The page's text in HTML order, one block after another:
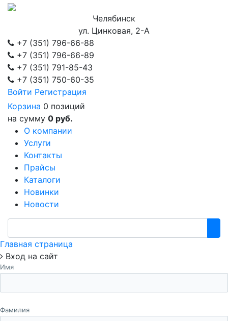
Челябинск
ул. Цинковая, 2-А
+7 (351) 796-66-88
+7 (351) 796-66-89
+7 (351) 791-85-43
+7 (351) 750-60-35
Войти Регистрация
Корзина 0 позиций
на сумму 0 руб.
О компании
Услуги
Контакты
Прайсы
Каталоги
Новинки
Новости
Главная страница
Вход на сайт
Имя
Фамилия